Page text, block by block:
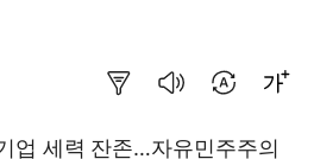
업 세력 잔존…자유민주주의